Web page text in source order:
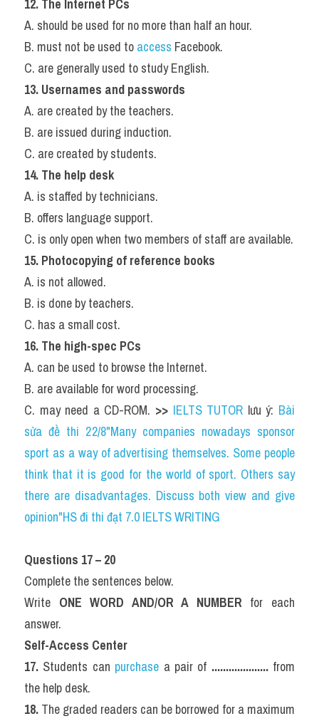
12. The Internet PCs
A. should be used for no more than half an hour.
B. must not be used to access Facebook.
C. are generally used to study English.
13. Usernames and passwords
A. are created by the teachers.
B. are issued during induction.
C. are created by students.
14. The help desk
A. is staffed by technicians.
B. offers language support.
C. is only open when two members of staff are available.
15. Photocopying of reference books
A. is not allowed.
B. is done by teachers.
C. has a small cost.
16. The high-spec PCs
A. can be used to browse the Internet.
B. are available for word processing.
C. may need a CD-ROM. >> IELTS TUTOR lưu ý: Bài
sửa đề thi 22/8"Many companies nowadays sponsor
sport as a way of advertising themselves. Some people
think that it is good for the world of sport. Others say
there are disadvantages. Discuss both view and give
opinion"HS đi thi đạt 7.0 IELTS WRITING
Questions 17 – 20
Complete the sentences below.
Write ONE WORD AND/OR A NUMBER for each
answer.
Self-Access Center
17. Students can purchase a pair of .................... from
the help desk.
18. The graded readers can be borrowed for a maximum